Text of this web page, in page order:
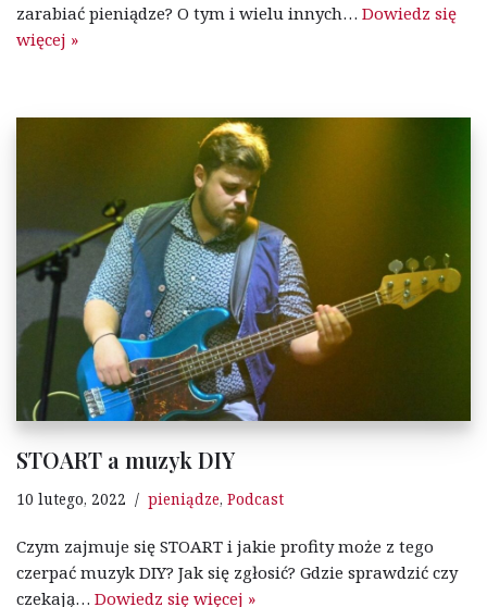
zarabiać pieniądze? O tym i wielu innych… Dowiedz się
więcej »
STOART a muzyk DIY
10 lutego, 2022 pieniądze, Podcast
Czym zajmuje się STOART i jakie profity może z tego
czerpać muzyk DIY? Jak się zgłosić? Gdzie sprawdzić czy
czekają… Dowiedz się więcej »